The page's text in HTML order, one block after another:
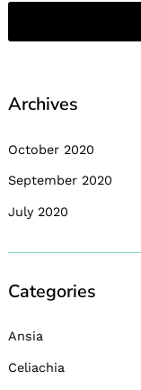
Archives
October 2020
September 2020
July 2020
Categories
Ansia
Celiachia